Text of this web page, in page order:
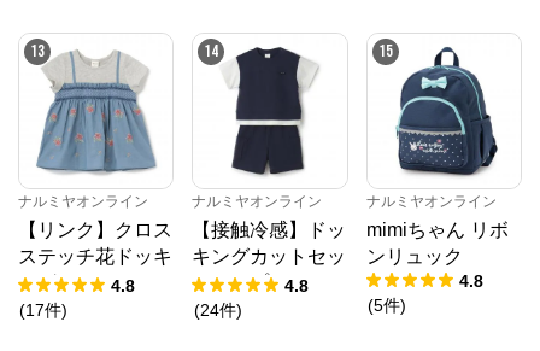
13
ナルミヤオンライン
【リンク】クロス
ステッチ花ドッキ
ングTシャツ
4.8
(17件)
14
ナルミヤオンライン
【接触冷感】ドッ
キングカットセッ
トアップ
4.8
(24件)
15
ナルミヤオンライン
mimiちゃん リボ
ンリュック
4.8
(5件)